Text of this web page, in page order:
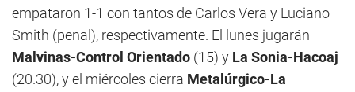
empataron 1-1 con tantos de Carlos Vera y Luciano
Smith (penal), respectivamente. El lunes jugarán
Malvinas-Control Orientado (15) y La Sonia-Hacoaj
(20.30), y el miércoles cierra Metalúrgico-La